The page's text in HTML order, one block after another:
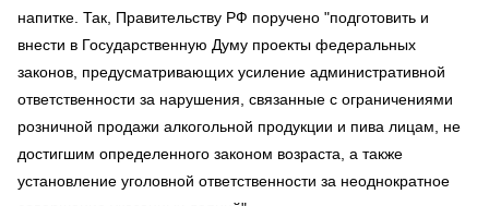
напитке. Так, Правительству РФ поручено "подготовить и
внести в Государственную Думу проекты федеральных
законов, предусматривающих усиление административной
ответственности за нарушения, связанные с ограничениями
розничной продажи алкогольной продукции и пива лицам, не
достигшим определенного законом возраста, а также
установление уголовной ответственности за неоднократное